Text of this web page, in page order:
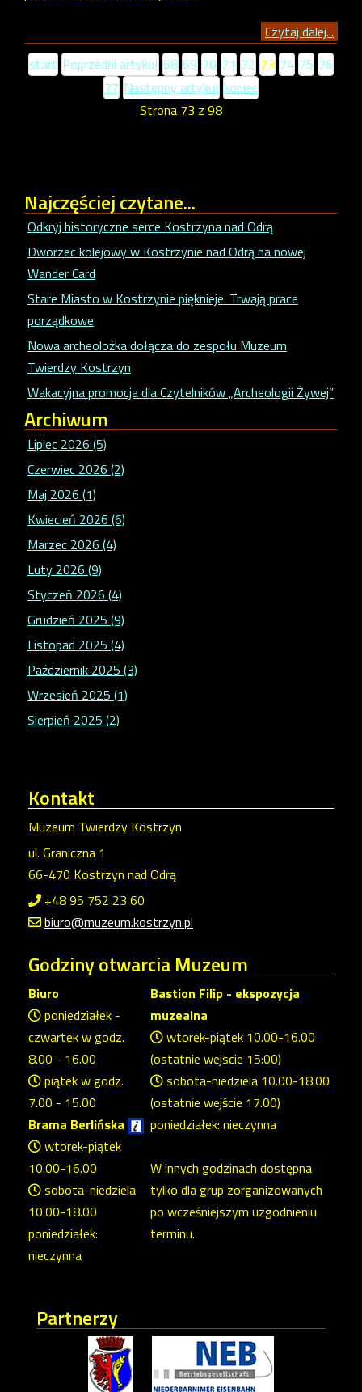
Czytaj dalej...
start Poprzedni artykuł 68 69 70 71 72 73 74 75 76
77 Następny artykuł koniec
Strona 73 z 98
Najczęściejczytane...
Odkryj historyczne serce Kostrzyna nad Odrą
Dworzec kolejowy w Kostrzynie nad Odrą na nowej
Wander Card
Stare Miasto w Kostrzynie pięknieje. Trwają prace
porządkowe
Nowa archeolożka dołącza do zespołu Muzeum
Twierdzy Kostrzyn
Wakacyjna promocja dla Czytelników „Archeologii Żywej”
Archiwum
Lipiec 2026 (5)
Czerwiec 2026 (2)
Maj 2026 (1)
Kwiecień 2026 (6)
Marzec 2026 (4)
Luty 2026 (9)
Styczeń 2026 (4)
Grudzień 2025 (9)
Listopad 2025 (4)
Październik 2025 (3)
Wrzesień 2025 (1)
Sierpień 2025 (2)
Kontakt
Muzeum Twierdzy Kostrzyn
ul. Graniczna 1
66-470 Kostrzyn nad Odrą
+48 95 752 23 60
biuro@muzeum.kostrzyn.pl
Godzinyotwarcia Muzeum
Biuro
poniedziałek -
czwartek w godz.
8.00 - 16.00
piątek w godz.
7.00 - 15.00
Brama Berlińska
wtorek-piątek
10.00-16.00
sobota-niedziela
10.00-18.00
poniedziałek:
nieczynna
Bastion Filip - ekspozycja
muzealna
wtorek-piątek 10.00-16.00
(ostatnie wejscie 15:00)
sobota-niedziela 10.00-18.00
(ostatnie wejście 17.00)
poniedziałek: nieczynna
W innych godzinach dostępna
tylko dla grup zorganizowanych
po wcześniejszym uzgodnieniu
terminu.
Partnerzy